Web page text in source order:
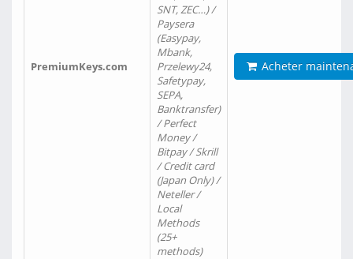
PremiumKeys.com
SNT, ZEC…) /
Paysera
(Easypay,
Mbank,
Przelewy24,
Safetypay,
SEPA,
Banktransfer)
/ Perfect
Money /
Bitpay / Skrill
/ Credit card
(Japan Only) /
Neteller /
Local
Methods
(25+
methods)
Acheter